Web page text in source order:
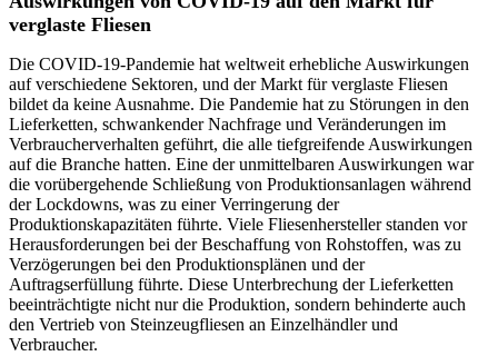
verglaste Fliesen
Die COVID-19-Pandemie hat weltweit erhebliche Auswirkungen
auf verschiedene Sektoren, und der Markt für verglaste Fliesen
bildet da keine Ausnahme. Die Pandemie hat zu Störungen in den
Lieferketten, schwankender Nachfrage und Veränderungen im
Verbraucherverhalten geführt, die alle tiefgreifende Auswirkungen
auf die Branche hatten. Eine der unmittelbaren Auswirkungen war
die vorübergehende Schließung von Produktionsanlagen während
der Lockdowns, was zu einer Verringerung der
Produktionskapazitäten führte. Viele Fliesenhersteller standen vor
Herausforderungen bei der Beschaffung von Rohstoffen, was zu
Verzögerungen bei den Produktionsplänen und der
Auftragserfüllung führte. Diese Unterbrechung der Lieferketten
beeinträchtigte nicht nur die Produktion, sondern behinderte auch
den Vertrieb von Steinzeugfliesen an Einzelhändler und
Verbraucher.